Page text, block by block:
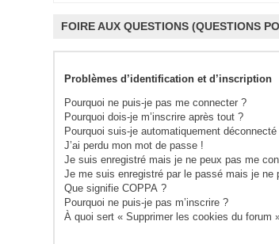
FOIRE AUX QUESTIONS (QUESTIONS
Problèmes d’identification et d’inscription
Pourquoi ne puis-je pas me connecter ?
Pourquoi dois-je m’inscrire après tout ?
Pourquoi suis-je automatiquement déconnecté
J’ai perdu mon mot de passe !
Je suis enregistré mais je ne peux pas me
Je me suis enregistré par le passé mais je ne
Que signifie COPPA ?
Pourquoi ne puis-je pas m’inscrire ?
À quoi sert « Supprimer les cookies du forum